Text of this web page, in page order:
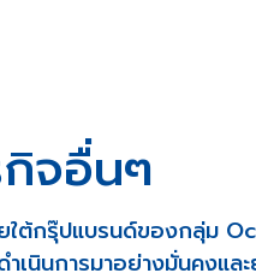
จอื่นๆ
ต้กรุ๊ปแบรนด์ของกลุ่ม
เนินการมาอย่างมั่นคงและ